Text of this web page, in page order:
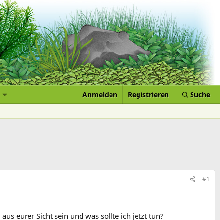
Anmelden Registrieren Suche
#1
eurer Sicht sein und was sollte ich jetzt tun?